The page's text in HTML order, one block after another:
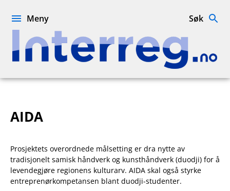
Interreg.no
Meny Søk
AIDA
Prosjektets overordnede målsetting er dra nytte av
tradisjonelt samisk håndverk og kunsthåndverk (duodji) for å
levendegjøre regionens kulturarv. AIDA skal også styrke
entreprenørkompetansen blant duodji-studenter.